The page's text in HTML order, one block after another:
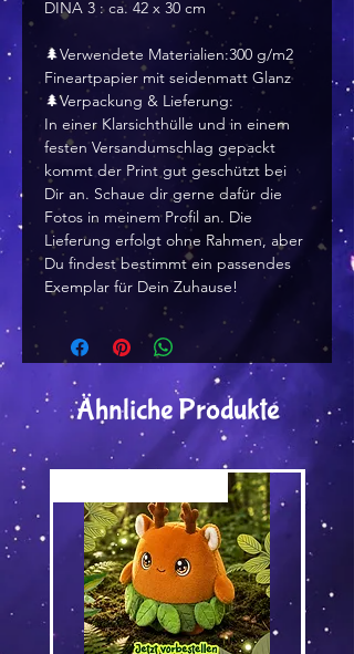
DINA 3 : ca. 42 x 30 cm
🌲Verwendete Materialien:300 g/m2
Fineartpapier mit seidenmatt Glanz
🌲Verpackung & Lieferung:
In einer Klarsichthülle und in einem
festen Versandumschlag gepackt
kommt der Print gut geschützt bei
Dir an. Schaue dir gerne dafür die
Fotos in meinem Profil an. Die
Lieferung erfolgt ohne Rahmen, aber
Du findest bestimmt ein passendes
Exemplar für Dein Zuhause!
Ähnliche Produkte